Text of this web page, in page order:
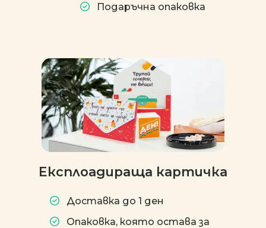
Подаръчна опаковка
Експлоадираща картичка
Доставка до 1 ден
Опаковка, която остава за